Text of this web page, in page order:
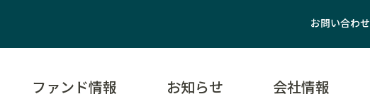
お問い合わせ
ファンド情報 お知らせ 会社情報